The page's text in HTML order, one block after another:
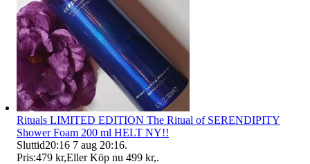
Rituals LIMITED EDITION The Ritual of SERENDIPITY
Shower Foam 200 ml HELT NY!!
Sluttid20:16 7 aug 20:16.
Pris:479 kr,Eller Köp nu 499 kr,.